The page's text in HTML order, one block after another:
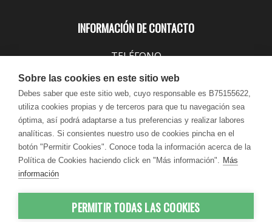
INFORMACIÓN DE CONTACTO
TELÉFONO
EMAIL
info@lindavita.com
HORARIO
Lun - Jue / 9:00 - 18:30
Vie / 9:00 - 17:30
Sobre las cookies en este sitio web
Debes saber que este sitio web, cuyo responsable es B75155622,
utiliza cookies propias y de terceros para que tu navegación sea
óptima, así podrá adaptarse a tus preferencias y realizar labores
analíticas. Si consientes nuestro uso de cookies pincha en el
botón "Permitir Cookies". Conoce toda la información acerca de la
Política de Cookies haciendo click en "Más información". Más
información
PERMITIR TODAS LAS COOKIES